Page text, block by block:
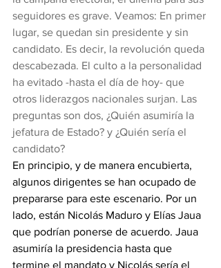
seguidores es grave. Veamos: En primer
lugar, se quedan sin presidente y sin
candidato. Es decir, la revolución queda
descabezada. El culto a la personalidad
ha evitado -hasta el día de hoy- que
otros liderazgos nacionales surjan. Las
preguntas son dos, ¿Quién asumiría la
jefatura de Estado? y ¿Quién sería el
candidato?
En principio, y de manera encubierta,
algunos dirigentes se han ocupado de
prepararse para este escenario. Por un
lado, están Nicolás Maduro y Elías Jaua
que podrían ponerse de acuerdo. Jaua
asumiría la presidencia hasta que
termine el mandato y Nicolás sería el